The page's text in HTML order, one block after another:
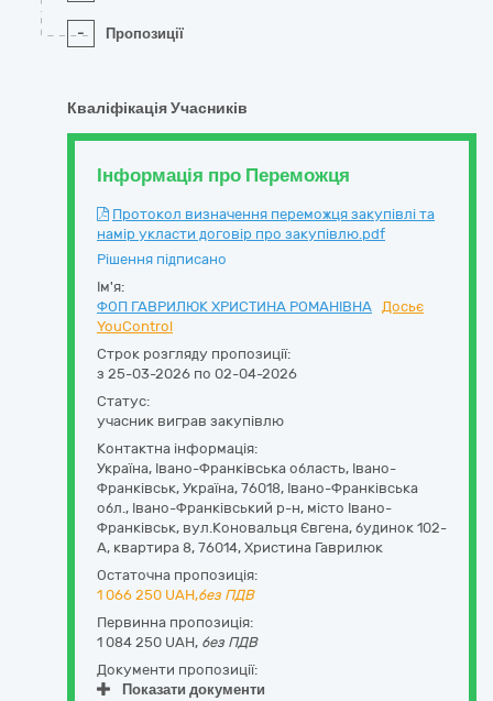
- Пропозиції
Кваліфікація Учасників
Інформація про Переможця
Протокол визначення переможця закупівлі та
намір укласти договір про закупівлю.pdf
Рішення підписано
Ім'я:
ФОП ГАВРИЛЮК ХРИСТИНА РОМАНІВНА Досьє
YouControl
Строк розгляду пропозиції:
з 25-03-2026 по 02-04-2026
Статус:
учасник виграв закупівлю
Контактна інформація:
Україна, Івано-Франківська область, Івано-
Франківськ, Україна, 76018, Івано-Франківська
обл., Івано-Франківський р-н, місто Івано-
Франківськ, вул.Коновальця Євгена, будинок 102-
А, квартира 8, 76014, Христина Гаврилюк
Остаточна пропозиція:
1 066 250 UAH,без ПДВ
Первинна пропозиція:
1 084 250 UAH, без ПДВ
Документи пропозиції:
Показати документи